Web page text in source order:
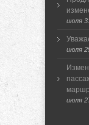
июля
июля
июля